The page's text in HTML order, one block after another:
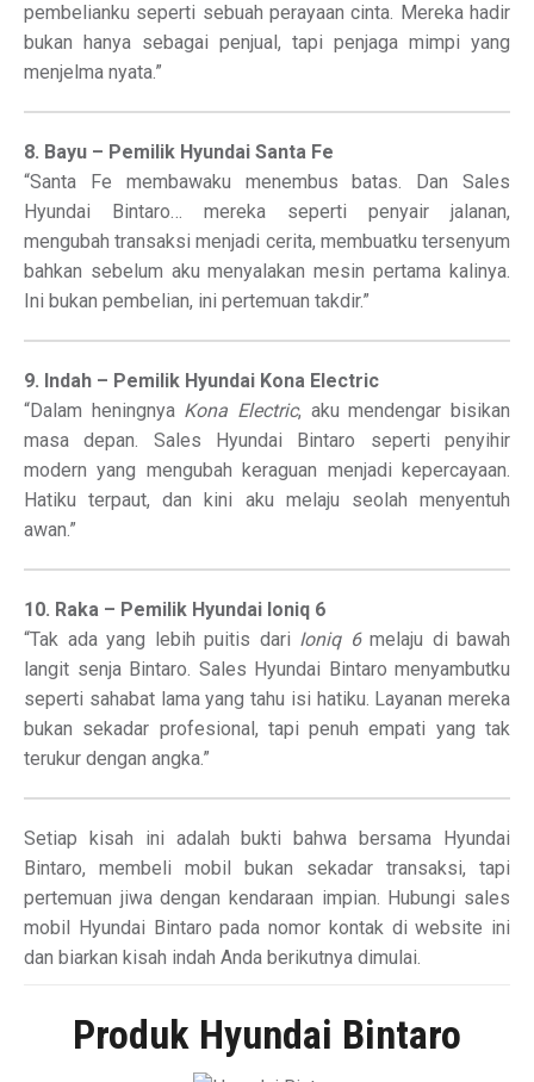
pembelianku seperti sebuah perayaan cinta. Mereka hadir
bukan hanya sebagai penjual, tapi penjaga mimpi yang
menjelma nyata.”
8. Bayu – Pemilik Hyundai Santa Fe
“Santa Fe membawaku menembus batas. Dan Sales
Hyundai Bintaro… mereka seperti penyair jalanan,
mengubah transaksi menjadi cerita, membuatku tersenyum
bahkan sebelum aku menyalakan mesin pertama kalinya.
Ini bukan pembelian, ini pertemuan takdir.”
9. Indah – Pemilik Hyundai Kona Electric
“Dalam heningnya Kona Electric, aku mendengar bisikan
masa depan. Sales Hyundai Bintaro seperti penyihir
modern yang mengubah keraguan menjadi kepercayaan.
Hatiku terpaut, dan kini aku melaju seolah menyentuh
awan.”
10. Raka – Pemilik Hyundai Ioniq 6
“Tak ada yang lebih puitis dari Ioniq 6melaju di bawah
langit senja Bintaro. Sales Hyundai Bintaro menyambutku
seperti sahabat lama yang tahu isi hatiku. Layanan mereka
bukan sekadar profesional, tapi penuh empati yang tak
terukur dengan angka.”
Setiap kisah ini adalah bukti bahwa bersama Hyundai
Bintaro, membeli mobil bukan sekadar transaksi, tapi
pertemuan jiwa dengan kendaraan impian. Hubungi sales
mobil Hyundai Bintaro pada nomor kontak di website ini
dan biarkan kisah indah Anda berikutnya dimulai.
Produk Hyundai Bintaro